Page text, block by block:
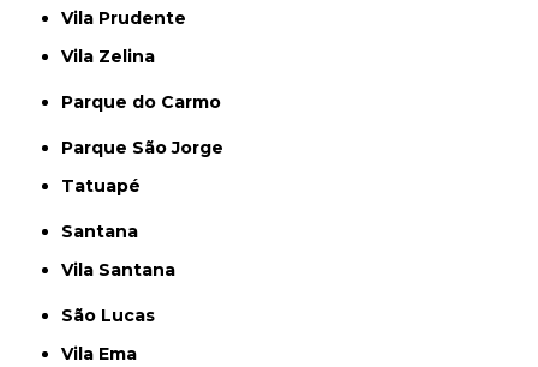
Vila Prudente
Vila Zelina
Parque do Carmo
Parque São Jorge
Tatuapé
Santana
Vila Santana
São Lucas
Vila Ema